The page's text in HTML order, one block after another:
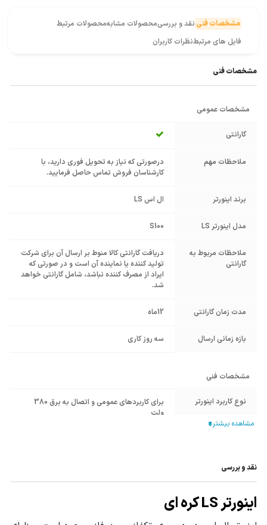
مشخصات فنی نقد و بررسیمحصولات مشابهمحصولات مرتبط
فایل های مرتبطنظرات کاربران
مشخصات فنی
مشخصات عمومی
گارانتی
ملاحظات مهم
درصورتی که نیاز به تحویل فوری دارید، با
کارشناسان فروش تماس حاصل فرمایید.
برند اینورتر ال اس LS
مدل اینورتر LS S100
ملاحظات مربوط به
گارانتی
دریافت گارانتی کالا منوط بر ارسال آن برای شرکت
تولید کننده یا نماینده آن است و در صورتی که
ایراد از مصرف کننده نباشد، شامل گارانتی خواهد
شد.
مدت زمان گارانتی 12ماه
بازه زمانی ارسال سه روز کاری
مشخصات فنی
نوع کاربرد اینورتر
برای کاربردهای عمومی و اتصال به برق 380
ولت
مد کنترلی
کلید توسط کابل
شبکه
نقد و بررسی
اینورتر LS کره ای